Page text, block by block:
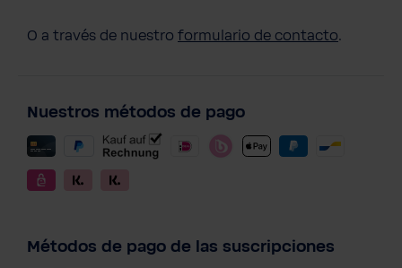
O a través de nuestro formulario de contacto.
Nuestros métodos de pago
Métodos de pago de las suscripciones